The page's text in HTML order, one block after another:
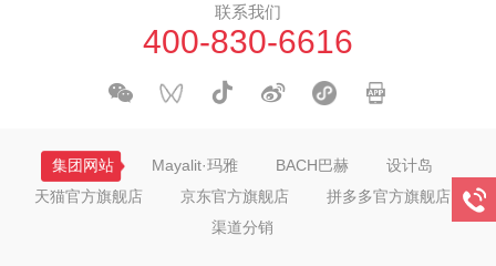
联系我们
400-830-6616
集团网站 Mayalit·玛雅 BACH巴赫
设计岛
天猫官方旗舰店
京东官方旗舰店
拼多多官方旗舰店
渠道分销